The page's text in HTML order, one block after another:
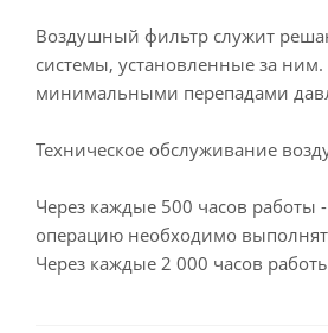
Воздушный фильтр служит
системы, установленные за
минимальными перепадами
Техническое обслуживание
Через каждые 500 часов
операцию необходимо
Через каждые 2 000 часов